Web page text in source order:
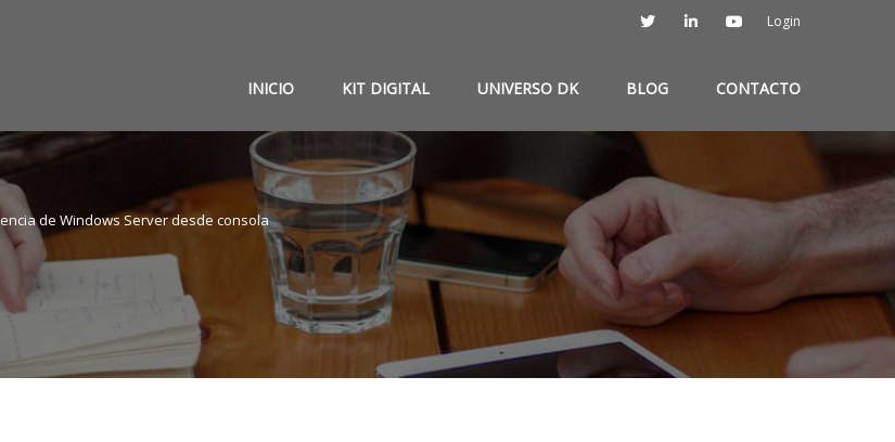
Login
INICIO KIT DIGITAL UNIVERSO DK BLOG CONTACTO
de Windows Server desde consola